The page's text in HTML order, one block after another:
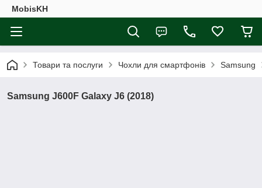
MobisKH
Товари та послуги Чохли для смартфонів Samsung
Samsung J600F Galaxy J6 (2018)